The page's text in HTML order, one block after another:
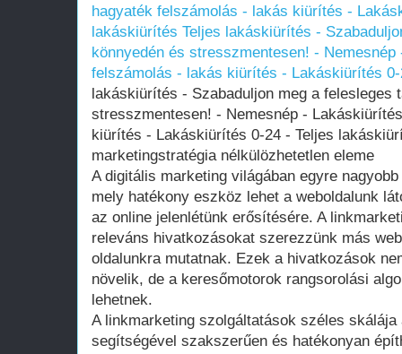
hagyaték felszámolás - lakás kiürítés -
lakáskiürítés Teljes lakáskiürítés -
könnyedén és stresszmentesen! -
felszámolás - lakás kiürítés - Lakáskiürítés
lakáskiürítés - Szabaduljon meg a felesleges
stresszmentesen! - Nemesnép -
kiürítés - Lakáskiürítés 0-24 - Teljes
marketingstratégia nélkülözhetetlen eleme
A digitális marketing világában egyre
mely hatékony eszköz lehet a weboldalunk
az online jelenlétünk erősítésére. A
releváns hivatkozásokat szerezzünk más
oldalunkra mutatnak. Ezek a hivatkozások
növelik, de a keresőmotorok rangsorolási
lehetnek.
A linkmarketing szolgáltatások széles
segítségével szakszerűen és hatékonyan